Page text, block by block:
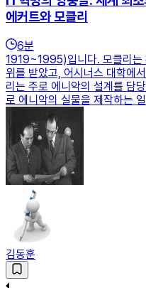
에커트와 모클리
6분
1919~1995)입니다. 모클리는
위를 받았고, 어시너스 대학에
리는 주로 에니악의 설계를 담
로 에니악의 실물을 제작하는 일
김동훈